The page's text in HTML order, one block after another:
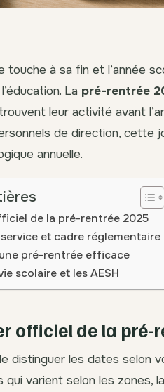
touche à sa fin et l’année
La pré-rentrée
leur activité avant
de direction, cette
annuelle.
de la pré-rentrée 2025
et cadre réglementaire
pré-rentrée efficace
scolaire et les AESH
officiel de la pré-
distinguer les dates selon
qui varient selon les